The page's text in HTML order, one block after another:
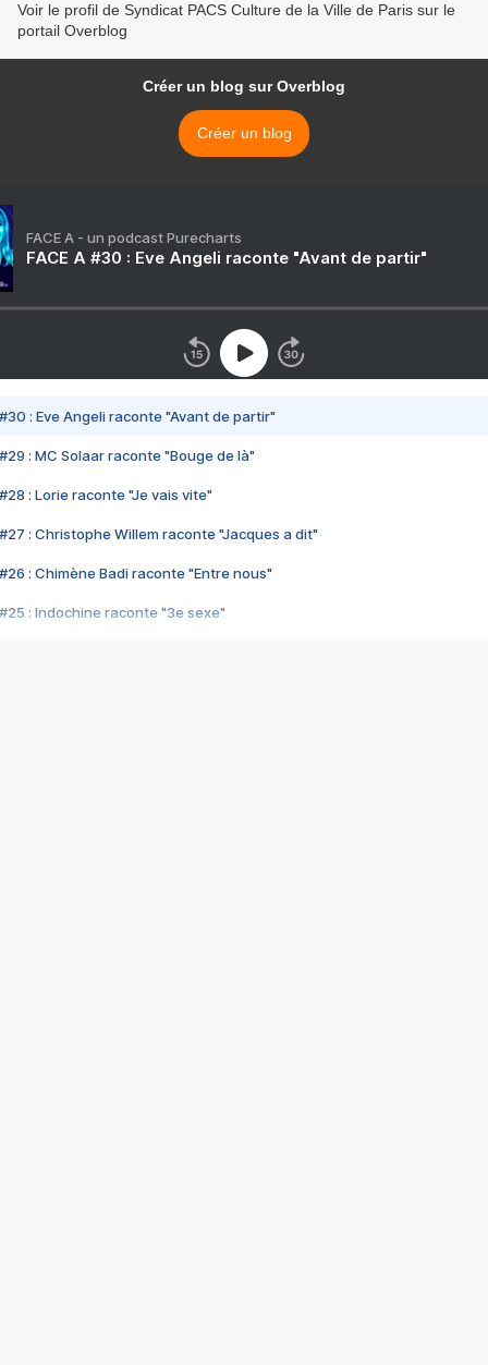
Voir le profil de Syndicat PACS Culture de la Ville de Paris sur le
portail Overblog
Créer un blog sur Overblog
Créer un blog
FACE A - un podcast Purecharts
FACE A #30 : Eve Angeli raconte "Avant de partir"
#30 : Eve Angeli raconte "Avant de partir"
#29 : MC Solaar raconte "Bouge de là"
#28 : Lorie raconte "Je vais vite"
#27 : Christophe Willem raconte "Jacques a dit"
#26 : Chimène Badi raconte "Entre nous"
#25 : Indochine raconte "3e sexe"